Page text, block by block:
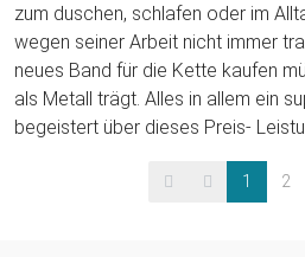
zum duschen, schlafen oder im
wegen seiner Arbeit nicht immer
neues Band für die Kette kaufen
als Metall trägt. Alles in allem ein
begeistert über dieses Preis-
1 2